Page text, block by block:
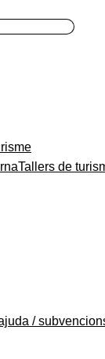
Tallers de
/